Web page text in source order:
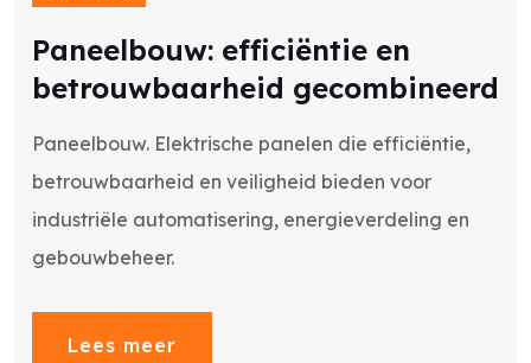
Paneelbouw: efficiëntie en
betrouwbaarheid gecombineerd
Paneelbouw. Elektrische panelen die efficiëntie,
betrouwbaarheid en veiligheid bieden voor
industriële automatisering, energieverdeling en
gebouwbeheer.
Lees meer